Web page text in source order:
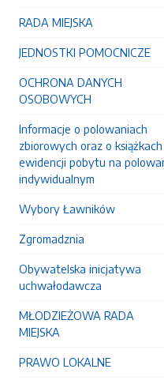
RADA MIEJSKA
JEDNOSTKI POMOCNICZE
OCHRONA DANYCH
OSOBOWYCH
Informacje o polowaniach
zbiorowych oraz o książkach
ewidencji pobytu na
indywidualnym
Wybory Ławników
Zgromadznia
Obywatelska inicjatywa
uchwałodawcza
MŁODZIEŻOWA RADA
MIEJSKA
PRAWO LOKALNE